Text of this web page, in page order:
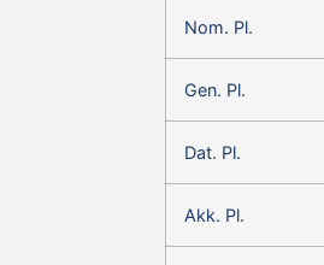
Nom. Pl.
Gen. Pl.
Dat. Pl.
Akk. Pl.